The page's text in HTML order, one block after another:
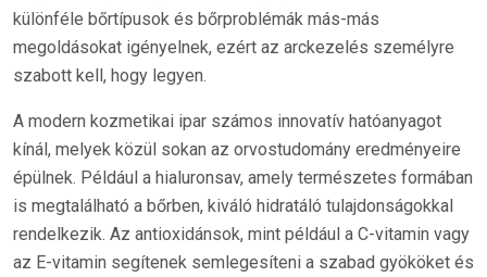
különféle bőrtípusok és bőrproblémák más-más
megoldásokat igényelnek, ezért az arckezelés személyre
szabott kell, hogy legyen.
A modern kozmetikai ipar számos innovatív hatóanyagot
kínál, melyek közül sokan az orvostudomány eredményeire
épülnek. Például a hialuronsav, amely természetes formában
is megtalálható a bőrben, kiváló hidratáló tulajdonságokkal
rendelkezik. Az antioxidánsok, mint például a C-vitamin vagy
az E-vitamin segítenek semlegesíteni a szabad gyököket és